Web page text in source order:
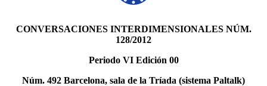
CONVERSACIONES INTERDIMENSIONALES NÚM.
128/2012
Periodo VI Edición 00
Núm. 492 Barcelona, sala de la Tríada (sistema Paltalk)